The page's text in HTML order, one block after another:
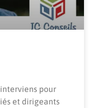
pour
et dirigeants